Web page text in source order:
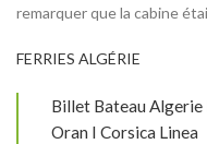
remarquer que la cabine
FERRIES ALGÉRIE
Billet Bateau
Oran I Corsica Linea